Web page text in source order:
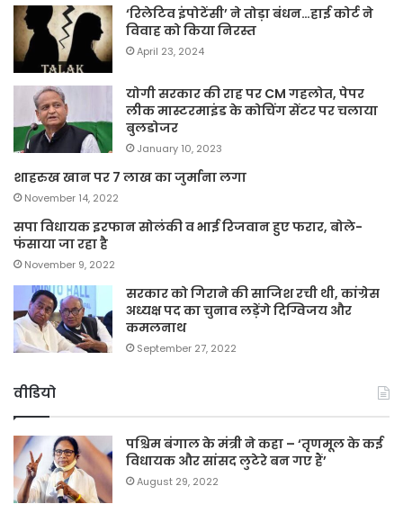
‘रिलेटिव इंपोटेंसी’ ने तोड़ा बंधन…हाई कोर्ट ने
विवाह को किया निरस्त
April 23, 2024
योगी सरकार की राह पर CM गहलोत, पेपर
लीक मास्टरमाइंड के कोचिंग सेंटर पर चलाया
बुलडोजर
January 10, 2023
शाहरुख खान पर 7 लाख का जुर्माना लगा
November 14, 2022
सपा विधायक इरफान सोलंकी व भाई रिजवान हुए फरार, बोले-
फंसाया जा रहा है
November 9, 2022
सरकार को गिराने की साजिश रची थी, कांग्रेस
अध्यक्ष पद का चुनाव लड़ेंगे दिग्विजय और
कमलनाथ
September 27, 2022
वीडियो
पश्चिम बंगाल के मंत्री ने कहा – ‘तृणमूल के कई
विधायक और सांसद लुटेरे बन गए हैं’
August 29, 2022